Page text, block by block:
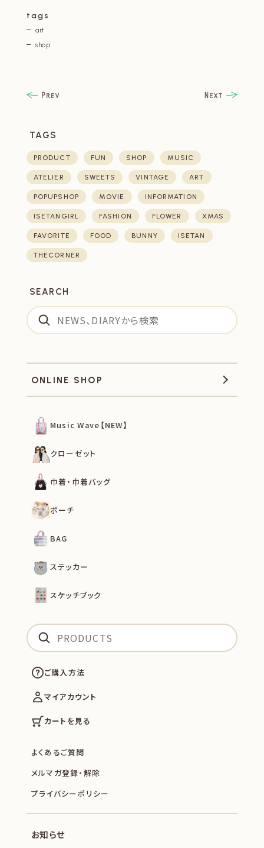
tags
art
shop
TAGS
PRODUCT FUN SHOP MUSIC
ATELIER SWEETS VINTAGE ART
POPUPSHOP MOVIE INFORMATION
ISETANGIRL FASHION FLOWER XMAS
FAVORITE FOOD BUNNY ISETAN
THECORNER
SEARCH
ONLINE SHOP
Music Wave【NEW】
クローゼット
巾着・巾着バッグ
ポーチ
BAG
ステッカー
スケッチブック
ご購入方法
マイアカウント
カートを見る
よくあるご質問
メルマガ登録・解除
プライバシーポリシー
お知らせ